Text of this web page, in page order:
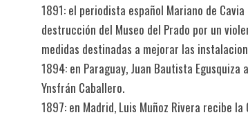
1891: el periodista español Mariano de
destrucción del Museo del Prado por un
medidas destinadas a mejorar las
1894: en Paraguay, Juan Bautista
Ynsfrán Caballero.
1897: en Madrid, Luis Muñoz Rivera recibe